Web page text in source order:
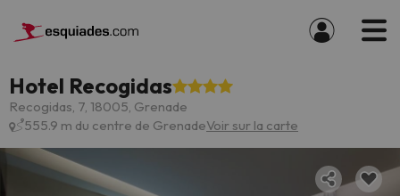
Hotel Recogidas
Recogidas, 7, 18005, Grenade
555.9 m du centre de GrenadeVoir sur la carte